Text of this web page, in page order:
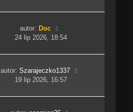
autor: Doc
24 lip 2026, 18:54
autor:Szarajeczko1337
19 lip 2026, 16:57